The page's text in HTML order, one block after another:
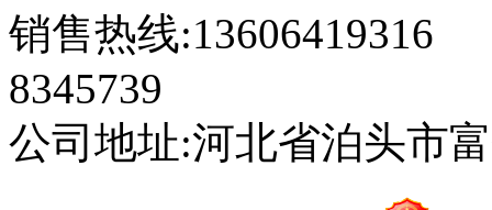
销售热线:13606419316
8345739
公司地址:河北省泊头市